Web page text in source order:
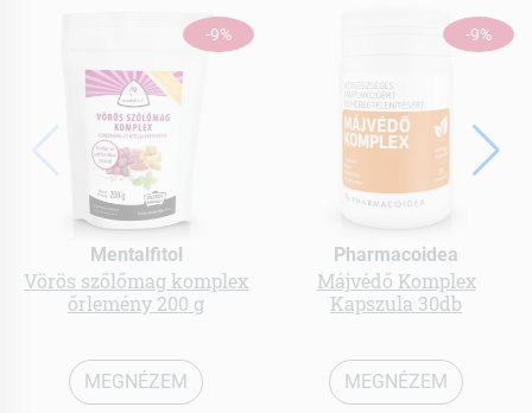
-9%
Mentalfitol
Vörös szőlőmag komplex
őrlemény 200 g
MEGNÉZEM
-9%
Pharmacoidea
Májvédő Komplex
Kapszula 30db
MEGNÉZEM